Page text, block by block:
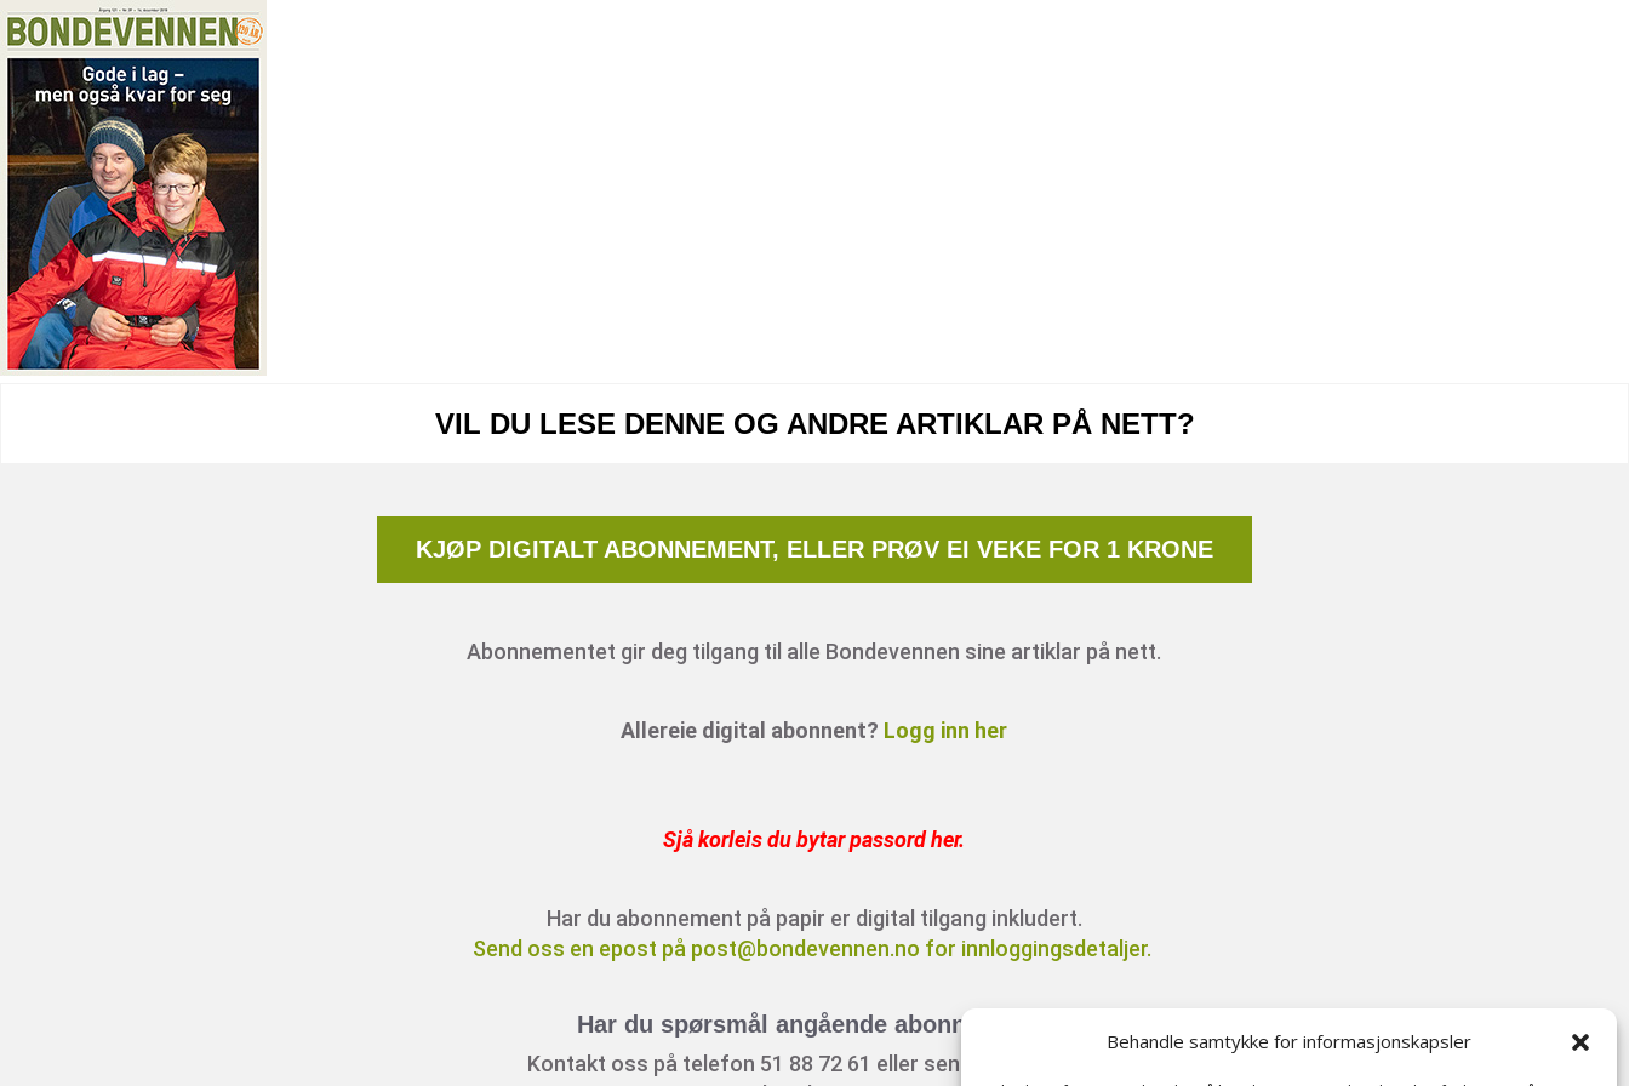
Behandle samtykke for informasjonskapsler
VIL DU LESE DENNE OG ANDRE ARTIKLAR PÅ NETT?
KJØP DIGITALT ABONNEMENT, ELLER PRØV EI VEKE FOR 1 KRONE
Abonnementet gir deg tilgang til alle Bondevennen sine artiklar på nett.
Allereie digital abonnent? Logg inn her
Sjå korleis du bytar passord her.
Har du abonnement på papir er digital tilgang inkludert.
Send oss en epost på post@bondevennen.no for innloggingsdetaljer.
Har du spørsmål angående abonnement?
Kontakt oss på telefon 51 88 72 61 eller send ein e-post til